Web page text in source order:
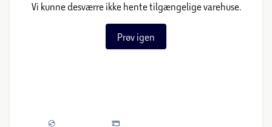
Vi kunne desværre ikke hente tilgængelige varehuse.
Prøv igen